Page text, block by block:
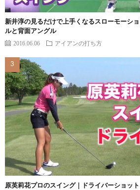
新井淳の見るだけで上手くなるスローモーシ
ルと背面アングル
2016.06.06 アイアンの打ち方
原英莉花プロのスイング｜ドライバーショッ